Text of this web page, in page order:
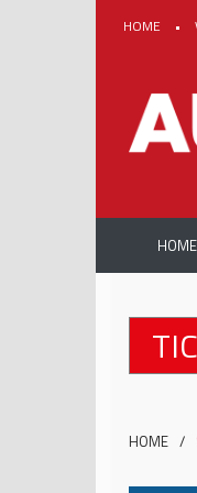
HOME •
HOME
HOME /